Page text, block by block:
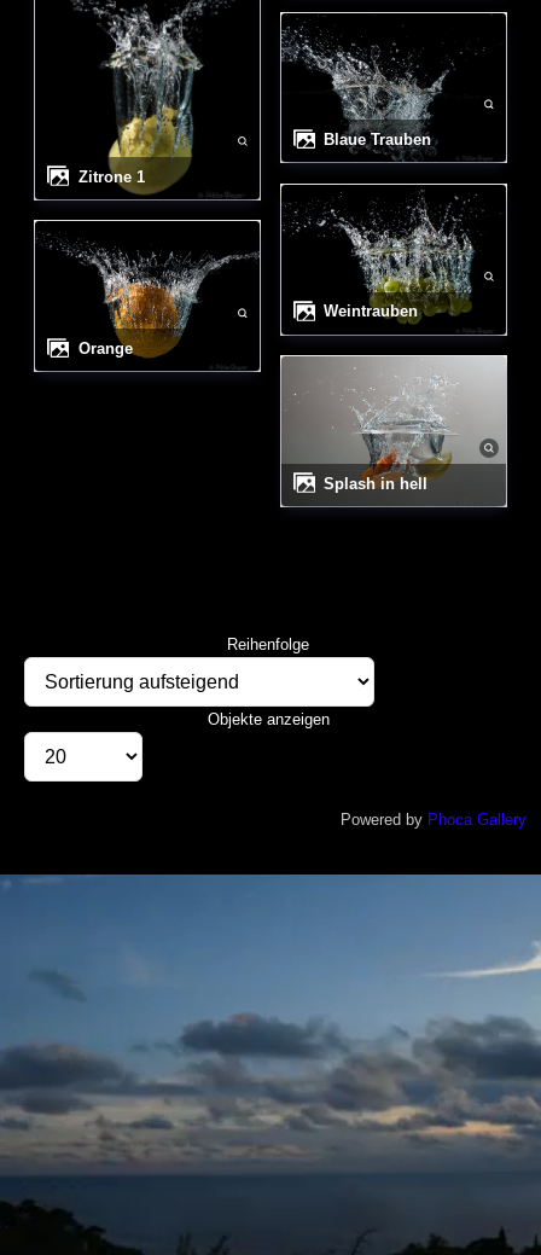
Zitrone 1
Orange
blaue Trauben
Weintrauben
Splash in hell
Reihenfolge
Objekte anzeigen
Powered by Phoca Gallery